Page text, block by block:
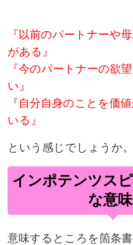
『以前のパートナーや
がある』
『今のパートナーの欲
い』
『自分自身のことを価
いる』
という感じでしょうか。
インポテンツス
な意味
意味するところを箇条